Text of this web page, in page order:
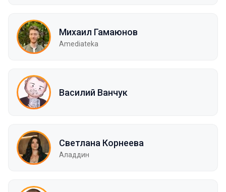
Михаил Гамаюнов
Amediateka
Василий Ванчук
Светлана Корнеева
Аладдин